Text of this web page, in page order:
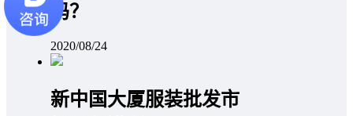
吗？
2020/08/24
新中国大厦服装批发市